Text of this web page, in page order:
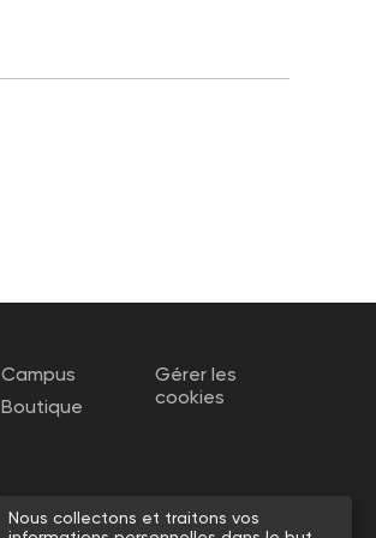
Campus
Boutique
Gérer les
cookies
Nous collectons et traitons vos